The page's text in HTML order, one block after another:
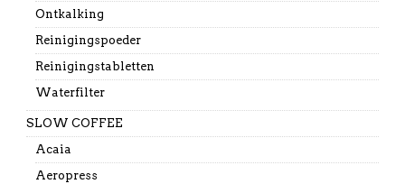
Ontkalking
Reinigingspoeder
Reinigingstabletten
Waterfilter
SLOW COFFEE
Acaia
Aeropress